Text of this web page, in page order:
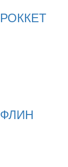
РОККЕТ
ФЛИН